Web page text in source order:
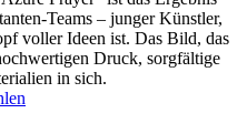
Teams – junger Künstler,
voller Ideen ist. Das Bild, das
Druck, sorgfältige
in sich.